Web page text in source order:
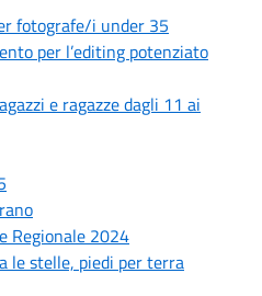
fotografe/i under 35
per l’editing potenziato
e ragazze dagli 11 ai
Regionale 2024
le stelle, piedi per terra